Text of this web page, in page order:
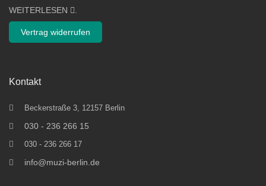
WEITERLESEN
Vertrag widerrufen
Kontakt
Beckerstraße 3, 12157 Berlin
030 - 236 266 15
030 - 236 266 17
info@muzi-berlin.de